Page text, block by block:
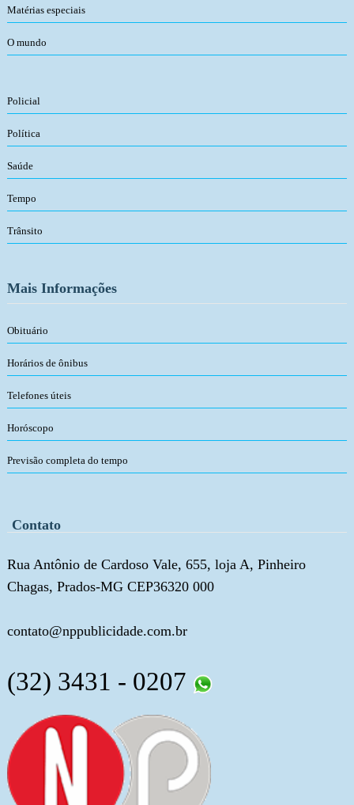
Matérias especiais
O mundo
Policial
Política
Saúde
Tempo
Trânsito
Mais Informações
Obituário
Horários de ônibus
Telefones úteis
Horóscopo
Previsão completa do tempo
Contato
Rua Antônio de Cardoso Vale, 655, loja A, Pinheiro
Chagas, Prados-MG CEP36320 000
contato@nppublicidade.com.br
(32) 3431 - 0207